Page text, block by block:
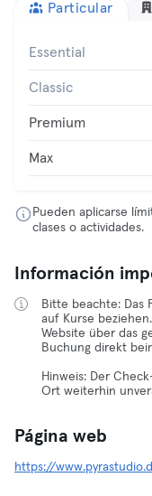
Particular
Essential
Classic
Premium
Max
Pueden aplicarse
clases o actividades.
Información
Bitte beachte: Das
auf Kurse
Website über das
Buchung direkt
Hinweis: Der
Ort weiterhin
Página web
https://